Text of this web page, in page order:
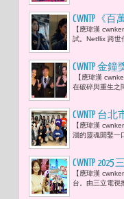
CWNTP《
翰）揭開
【應瑋漢
試。Netflix 跨世
CWNTP 金
爽齁。」
【應瑋漢
在破碎與重生之
CWNTP 台
新北國王
【應瑋漢
涸的靈魂開鑿一
CWNTP
意與美食
【應瑋漢
台。由三立電視